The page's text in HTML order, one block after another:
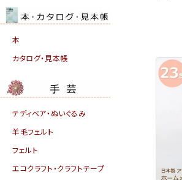
本
カタログ・見本帳
テディベア・ぬいぐるみ
羊毛フェルト
フェルト
エコクラフト・クラフトテープ